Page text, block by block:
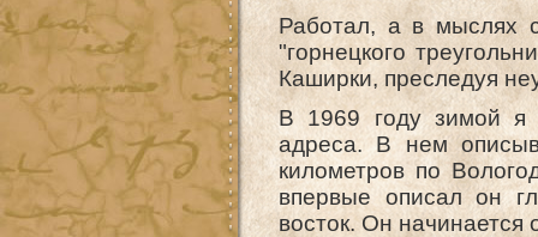
Работал, а в мыслях
"горнецкого
Каширки, преследуя
В 1969 году зимой я
адреса. В нем
километров по
впервые описал он
восток. Он начинается